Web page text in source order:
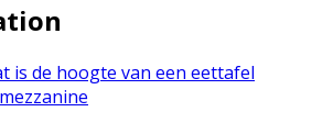
is de hoogte van een eettafel